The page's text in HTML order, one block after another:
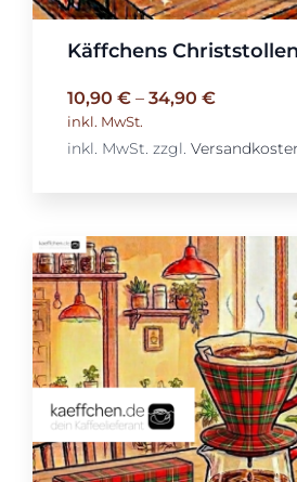
Käffchens
10,90 €– 34,90 €
inkl. MwSt.
inkl. MwSt. zzgl.